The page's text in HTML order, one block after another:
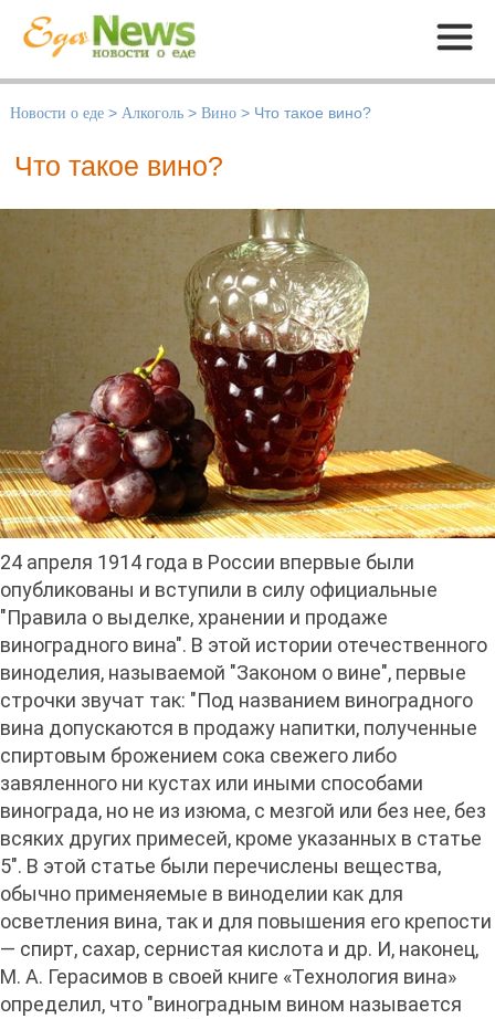
Меню
Новости о еде > Алкоголь > Вино > Что такое вино?
Что такое вино?
24 апреля 1914 года в России впервые были
опубликованы и вступили в силу официальные
"Правила о выделке, хранении и продаже
виноградного вина". В этой истории отечественного
виноделия, называемой "Законом о вине", первые
строчки звучат так: "Под названием виноградного
вина допускаются в продажу напитки, полученные
спиртовым брожением сока свежего либо
завяленного ни кустах или иными способами
винограда, но не из изюма, с мезгой или без нее, без
всяких других примесей, кроме указанных в статье
5". В этой статье были перечислены вещества,
обычно применяемые в виноделии как для
осветления вина, так и для повышения его крепости
— спирт, сахар, сернистая кислота и др. И, наконец,
М. А. Герасимов в своей книге «Технология вина»
определил, что "виноградным вином называется